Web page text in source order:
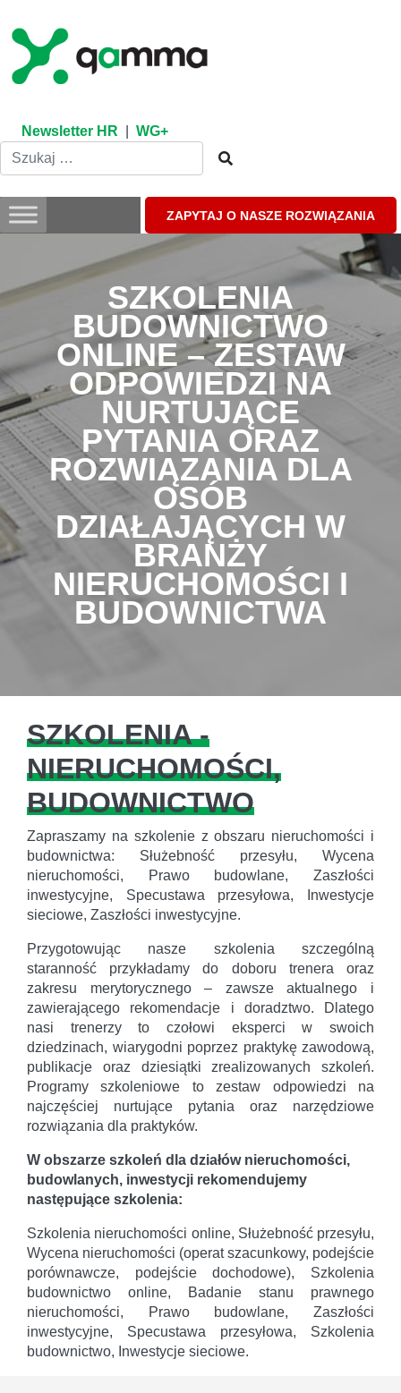
content
Newsletter HR WG+
ZAPYTAJ O NASZE ROZWIĄZANIA
SZKOLENIA
BUDOWNICTWO
ONLINE – ZESTAW
ODPOWIEDZI NA
NURTUJĄCE
PYTANIA ORAZ
ROZWIĄZANIA DLA
OSÓB
DZIAŁAJĄCYCH W
BRANŻY
NIERUCHOMOŚCI I
BUDOWNICTWA
SZKOLENIA -
NIERUCHOMOŚCI,
BUDOWNICTWO
Zapraszamy na szkolenie z obszaru nieruchomości i
budownictwa: Służebność przesyłu, Wycena
nieruchomości, Prawo budowlane, Zaszłości
inwestycyjne, Specustawa przesyłowa, Inwestycje
sieciowe, Zaszłości inwestycyjne.
Przygotowując nasze szkolenia szczególną
staranność przykładamy do doboru trenera oraz
zakresu merytorycznego – zawsze aktualnego i
zawierającego rekomendacje i doradztwo. Dlatego
nasi trenerzy to czołowi eksperci w swoich
dziedzinach, wiarygodni poprzez praktykę zawodową,
publikacje oraz dziesiątki zrealizowanych szkoleń.
Programy szkoleniowe to zestaw odpowiedzi na
najczęściej nurtujące pytania oraz narzędziowe
rozwiązania dla praktyków.
W obszarze szkoleń dla działów nieruchomości,
budowlanych, inwestycji rekomendujemy
następujące szkolenia:
Szkolenia nieruchomości online, Służebność przesyłu,
Wycena nieruchomości (operat szacunkowy, podejście
porównawcze, podejście dochodowe), Szkolenia
budownictwo online, Badanie stanu prawnego
nieruchomości, Prawo budowlane, Zaszłości
inwestycyjne, Specustawa przesyłowa, Szkolenia
budownictwo, Inwestycje sieciowe.